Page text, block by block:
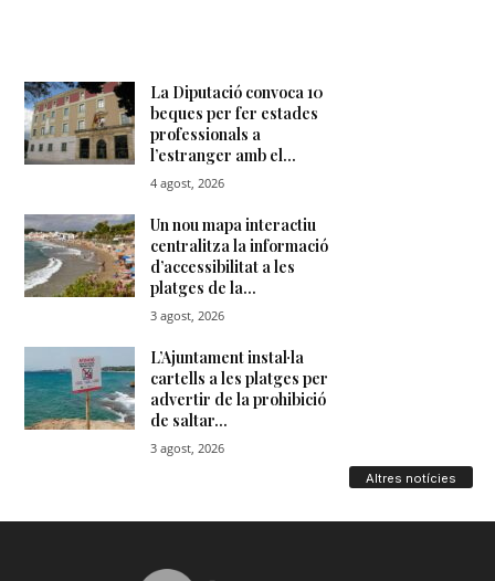
Altres notícies